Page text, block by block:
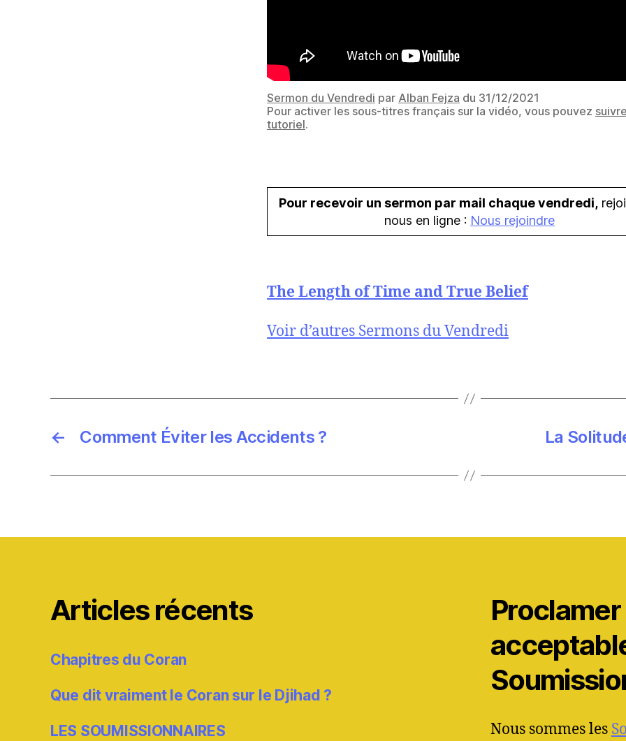
Sermon du Vendredi par Alban Fejza du 31/12/2021
Pour activer les sous-titres français sur la vidéo, vous pouvez
tutoriel.
Pour recevoir un sermon par mail chaque vendredi,
nous en ligne : Nous rejoindre
The Length of Time and True Belief
Voir d’autres Sermons du Vendredi
← Comment Éviter les Accidents ? La
Articles récents
Chapitres du Coran
Que dit vraiment le Coran sur le Djihad ?
LES SOUMISSIONNAIRES Nous sommes les